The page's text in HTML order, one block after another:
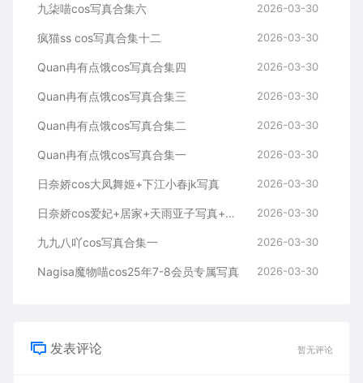
九柒喵cos写真合集六 2026-03-30
疯猫ss cos写真合集十二 2026-03-30
Quan冉有点饿cos写真合集四 2026-03-30
Quan冉有点饿cos写真合集三 2026-03-30
Quan冉有点饿cos写真合集二 2026-03-30
Quan冉有点饿cos写真合集一 2026-03-30
日奈娇cos大凤舞姬+下江小春jk写真 2026-03-30
日奈娇cos爱妃+居家+天雨亚子写真+视频 2026-03-30
九九八吖cos写真合集一 2026-03-30
Nagisa魔物喵cos25年7-8会员专属写真 2026-03-30
发表评论 暂无评论